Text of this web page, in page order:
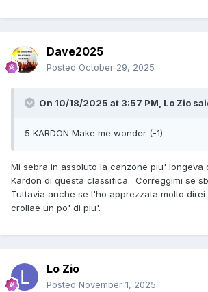
Dave2025
Posted October 29, 2025
On 10/18/2025 at 3:57 PM, Lo Zio
5 KARDON Make me wonder (-1)
Mi sebra in assoluto la canzone piu' longeva
Kardon di questa classifica. Correggimi se
Tuttavia anche se l'ho apprezzata molto
crollae un po' di piu'.
Lo Zio
Posted November 1, 2025